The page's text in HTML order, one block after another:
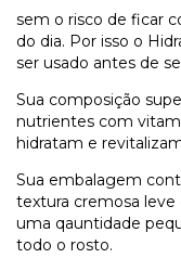
sem o risco de ficar
do dia. Por isso o
ser usado antes de
Sua composição
nutrientes com
hidratam e
Sua embalagem
textura cremosa leve
uma qauntidade
todo o rosto.